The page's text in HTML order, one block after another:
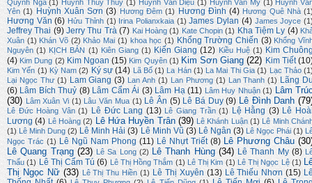
Quỳnh Nga (1) Huỳnh Thúy Thúy (1) Huỳnh Văn Diệu (1) Huỳnh Văn Mỹ (1) Huỳnh
Yên (1) Huỳnh Xuân Sơn (3) Hương Đêm (1) Hương Đình (4) Hương Quê Nhà
Hương Văn (6) Hửu Thỉnh (1) Irina Polianxkaia (1) James Dylan (4) James Joyce
Jeffrey Thai (9) Jerry Thu Trà (7) Kai Hoàng (1) Kate Chopin (1) Kha Tiệm Ly (4)
Xuân (1) Khán Võ (2) Khảo Mai (1) khoa học (1) Khổng Trường Chiến (3) Khổng
Nguyên (1) KỊCH BẢN (1) Kiên Giang (1) Kiến Giang (12) Kiều Huệ (1) Kim
(4) Kim Dung (2) Kim Ngoan (15) Kim Quyên (1) Kim Sơn Giang (22) Kim Tiết
Kim Yến (1) Kỳ Nam (2) Ký sự (14) Lã Bố (1) La Hán (1) La Mai Thi Gia (1) Lạc Thảo
Lại Ngọc Thư (1) Lam Giang (3) Lan Anh (1) Lan Phương (1) Lan Thanh (1) Lãng
(6) Lâm Bích Thuỷ (8) Lâm Cẩm Ái (3) Lâm Hạ (11) Lâm Huy Nhuận (1) Lâm
(30) Lâm Xuân Vi (1) Lâu Văn Mua (1) Lê Ân (5) Lê Bá Duy (9) Lê Đình Danh
Lê Đức Hoàng Vân (1) Lê Đức Lang (13) Lê Giang Trần (1) Lệ Hằng (3) Lê
Lương (4) Lê Hoàng (2) Lê Hứa Huyền Trân (39) Lê Khánh Luận (1) Lê Minh
(1) Lê Minh Dung (2) Lê Minh Hải (3) Lê Minh Vũ (3) Lê Ngân (3) Lê Ngọc Phái (1)
Ngọc Trác (1) Lê Ngũ Nam Phong (11) Lê Nhựt Triết (8) Lê Phương Châu
Lê Quang Trạng (23) Lê Sa Long (2) Lê Thanh Hùng (34) Lê Thanh My (8)
Thấu (1) Lê Thị Cẩm Tú (6) Lê Thị Hồng Thắm (1) Lê Thị Kim (1) Lê Thị Ngọc Lệ (1)
Thị Ngọc Nữ (33) Lê Thị Thu Hiền (1) Lê Thị Xuyên (13) Lê Thiếu Nhơn (15)